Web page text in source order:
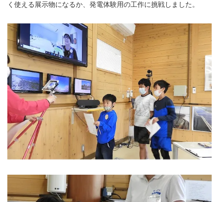
く使える展示物になるか、発電体験用の工作に挑戦しました。